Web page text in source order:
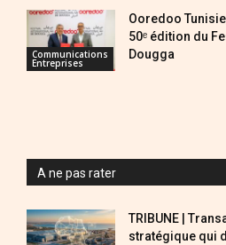
Communications
Entreprises
Ooredoo
50ᵉ édition du
Dougga
A ne pas rater
TRIBUNE |
stratégique qui